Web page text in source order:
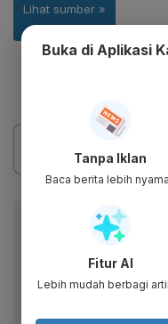
Baca artikel ini
fitur menarik lainnya
Buka di Aplikasi
Tanpa Iklan
Baca berita lebih
Fitur AI
Lebih mudah berbagi